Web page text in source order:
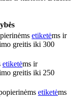
etiketėms ir
greitis iki 300
etiketėms ir
greitis iki 250
etiketėms